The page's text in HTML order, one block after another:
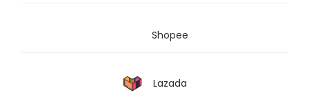
Shopee
Lazada